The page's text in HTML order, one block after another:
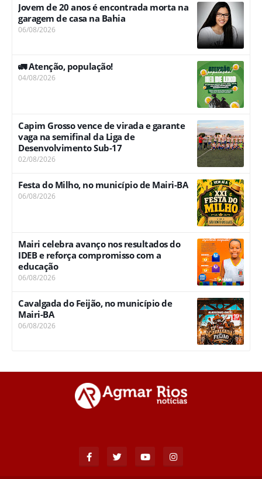
Jovem de 20 anos é encontrada morta na
garagem de casa na Bahia
06/08/2026
🚛 Atenção, população!
04/08/2026
Capim Grosso vence de virada e garante
vaga na semifinal da Liga de
Desenvolvimento Sub-17
02/08/2026
Festa do Milho, no município de Mairi-BA
06/08/2026
Mairi celebra avanço nos resultados do
IDEB e reforça compromisso com a
educação
06/08/2026
Cavalgada do Feijão, no município de
Mairi-BA
06/08/2026